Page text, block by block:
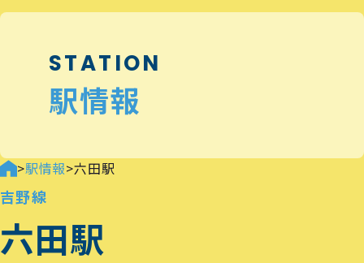
STATION
駅情報
>駅情報>六田駅
吉野線
六田駅